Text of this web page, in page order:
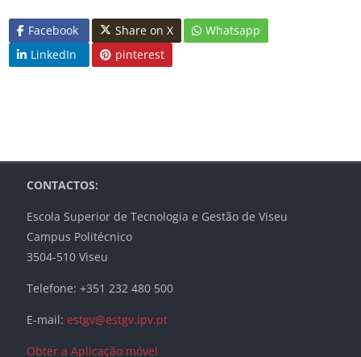
Facebook Share on X
Whatsapp
LinkedIn
pinterest
Blocos
Blocos
Blocos
Blocos
CONTACTOS:
Escola Superior de Tecnologia e Gestão de Viseu
Campus Politécnico
3504-510 Viseu
Telefone: +351 232 480 500
E-mail: estgv@estgv.ipv.pt
Obter a Aplicação móvel